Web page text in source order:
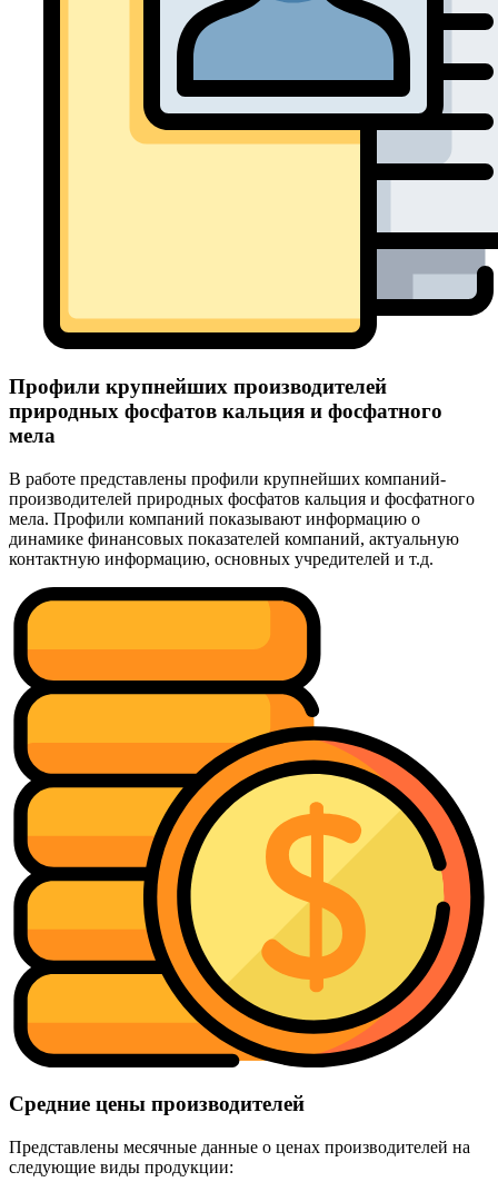
Профили крупнейших производителей
природных фосфатов кальция и фосфатного
мела
В работе представлены профили крупнейших компаний-
производителей природных фосфатов кальция и фосфатного
мела. Профили компаний показывают информацию о
динамике финансовых показателей компаний, актуальную
контактную информацию, основных учредителей и т.д.
Средние цены производителей
Представлены месячные данные о ценах производителей на
следующие виды продукции: